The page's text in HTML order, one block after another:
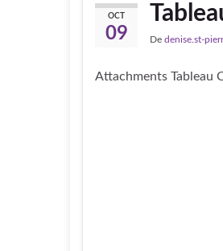
OCT
09 De denise.st-
Attachments Tableau